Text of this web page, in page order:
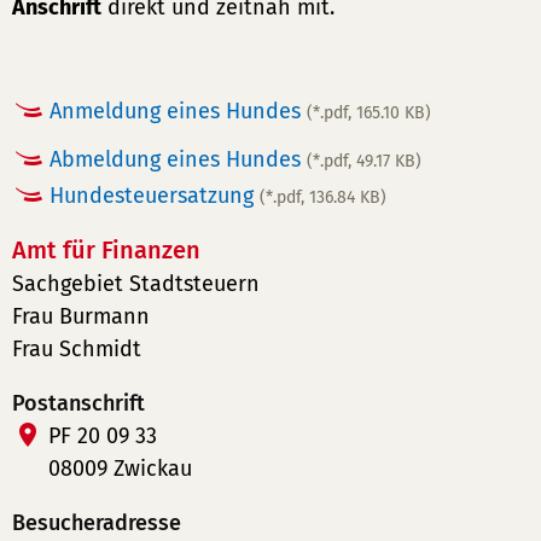
Anschrift direkt und zeitnah mit.
Anmeldung eines Hundes (*.pdf, 165.10 KB)
Abmeldung eines Hundes (*.pdf, 49.17 KB)
Hundesteuersatzung (*.pdf, 136.84 KB)
Amt für Finanzen
Sachgebiet Stadtsteuern
Frau Burmann
Frau Schmidt
Postanschrift
PF 20 09 33
08009 Zwickau
Besucheradresse